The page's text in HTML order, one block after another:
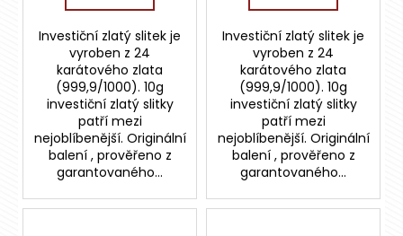
Investiční zlatý slitek je
vyroben z 24
karátového zlata
(999,9/1000). 10g
investiční zlatý slitky
patří mezi
nejoblíbenější. Originální
balení , prověřeno z
garantovaného...
Investiční zlatý slitek je
vyroben z 24
karátového zlata
(999,9/1000). 10g
investiční zlatý slitky
patří mezi
nejoblíbenější. Originální
balení , prověřeno z
garantovaného...